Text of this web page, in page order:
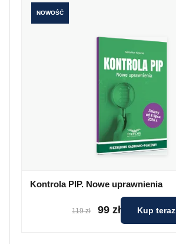
NOWOŚĆ
Kontrola PIP. Nowe uprawnienia
119 zł 99 zł Kup teraz